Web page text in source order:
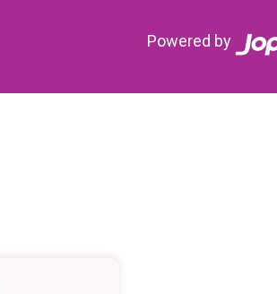
Powered by